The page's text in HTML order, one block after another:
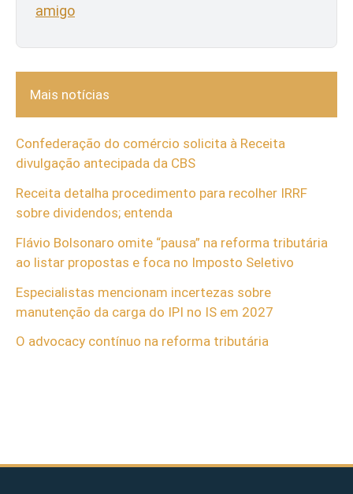
amigo
Mais notícias
Confederação do comércio solicita à Receita
divulgação antecipada da CBS
Receita detalha procedimento para recolher IRRF
sobre dividendos; entenda
Flávio Bolsonaro omite “pausa” na reforma tributária
ao listar propostas e foca no Imposto Seletivo
Especialistas mencionam incertezas sobre
manutenção da carga do IPI no IS em 2027
O advocacy contínuo na reforma tributária